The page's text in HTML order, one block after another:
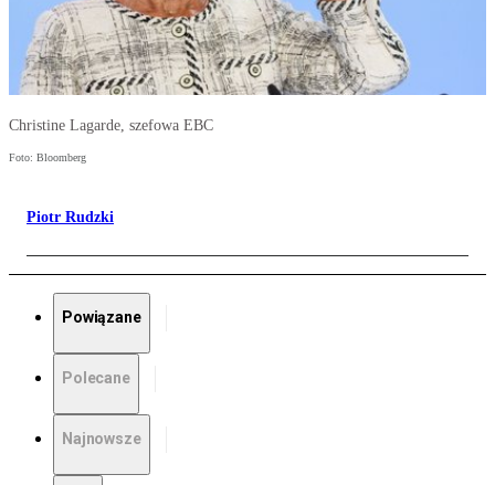
Christine Lagarde, szefowa EBC
Foto: Bloomberg
Piotr Rudzki
Powiązane
Polecane
Najnowsze